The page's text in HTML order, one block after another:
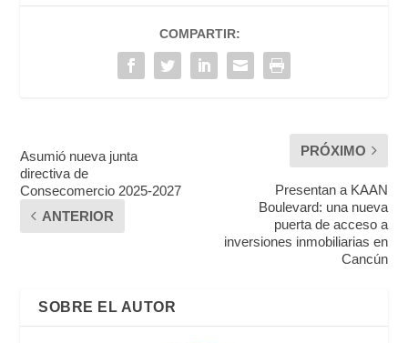
COMPARTIR:
Asumió nueva junta
directiva de
Consecomercio 2025-2027
ANTERIOR
PRÓXIMO
Presentan a KAAN
Boulevard: una nueva
puerta de acceso a
inversiones inmobiliarias en
Cancún
SOBRE EL AUTOR